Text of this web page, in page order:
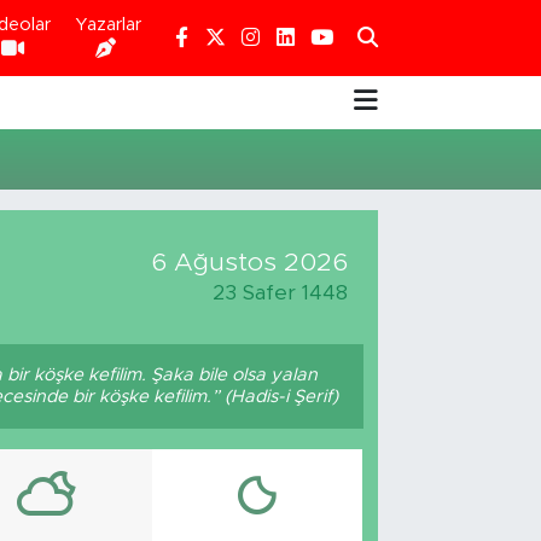
Yazarlar
6 Ağustos 2026
23 Safer 1448
bir köşke kefilim. Şaka bile olsa yalan
bir köşke kefilim.” (Hadis-i Şerif)